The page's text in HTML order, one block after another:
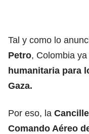
Tal y como lo
Petro, Colombia
humanitaria para
Gaza.
Por eso, la
Comando Aéreo